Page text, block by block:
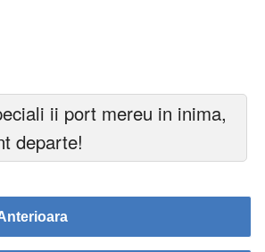
ii port mereu in inima,
departe!